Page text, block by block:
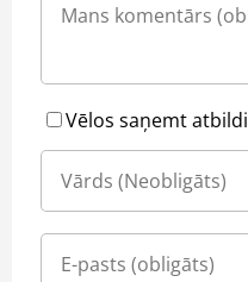
Vēlos saņemt atbildi